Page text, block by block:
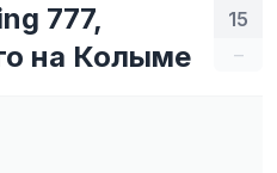
15
–
777,
на Колыме